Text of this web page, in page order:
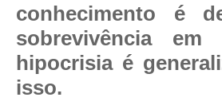
conhecimento é
sobrevivência em
hipocrisia é
isso.